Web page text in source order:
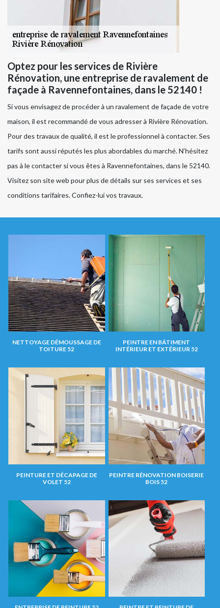
Optez pour les services de Rivière
Rénovation, une entreprise de ravalement de
façade à Ravennefontaines, dans le 52140 !
Si vous envisagez de procéder à un ravalement de façade de votre
maison, il est recommandé de vous adresser à Rivière Rénovation.
Pour des travaux de qualité, il est le professionnel à contacter. Ses
tarifs sont aussi réputés les plus abordables du marché. N’hésitez
pas à le contacter si vous êtes à Ravennefontaines, dans le 52140.
Visitez son site web pour plus de détails sur ses services et ses
conditions tarifaires. Confiez-lui vos travaux.
NETTOYAGE DÉMOUSSAGE DE
TOITURE 52
PEINTRE EN BÂTIMENT
INTÉRIEUR ET EXTÉRIEUR 52
PEINTURE ET DÉCAPAGE DE
VOLET 52
PEINTRE RÉNOVATION BOISERIE
BOIS 52